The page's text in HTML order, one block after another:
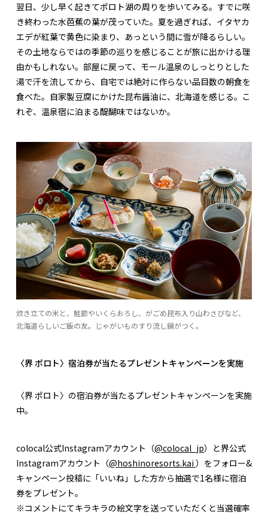
翌日、少し早く起きてポロト湖の周りを歩いてみる。すでに咲
き終わった水芭蕉の葉が茂っていた。夏を過ぎれば、イタヤカ
エデが紅葉で黄色に染まり、あっという間に雪が降るらしい。
その土地ならではの季節の巡りを感じることが旅に出かける理
由かもしれない。部屋に戻って、モール温泉のしっとりとした
湯で汗を流してから、自宅では絶対に作らない品目数の朝食を
食べた。自家製豆腐にかけた昆布醤油に、北海道を感じる。こ
れぞ、温泉宿に泊まる醍醐味ではないか。
炊き立ての米と、鮭節やいくらおろし、がごめ昆布入り山わさびなど、
北海道らしいご飯の友。じゃがいものすり流し鍋がつく。
〈界 ポロト〉宿泊券が当たるプレゼントキャンペーンを実施
〈界 ポロト〉の宿泊券が当たるプレゼントキャンペーンを実施
中。
colocal公式Instagramアカウント（@colocal_jp）と界公式
Instagramアカウント（@hoshinoresorts.kai ）をフォロー&
キャンペーン投稿に「いいね」した方から抽選で1名様に宿泊
券をプレゼント。
※コメントにてキラキラの絵文字を送っていただくと当選確率